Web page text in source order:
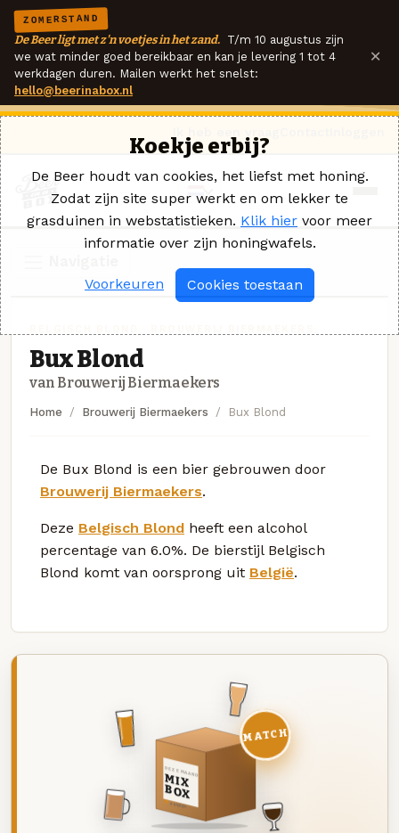
ZOMERSTAND
De Beer ligt met z'n voetjes in het zand. T/m 10 augustus zijn
we wat minder goed bereikbaar en kan je levering 1 tot 4
werkdagen duren. Mailen werkt het snelst:
hello@beerinabox.nl
×
Bux Blond
van Brouwerij Biermaekers
Home Brouwerij Biermaekers Bux Blond
De Bux Blond is een bier gebrouwen door
Brouwerij Biermaekers.
Deze Belgisch Blond heeft een alcohol
percentage van 6.0%. De bierstijl Belgisch
Blond komt van oorsprong uit België.
DEZE MAAND
MIX
BOX
8 BIEREN
MATCH
Koekje erbij?
De Beer houdt van cookies, het liefst met honing.
Zodat zijn site super werkt en om lekker te
grasduinen in webstatistieken. Klik hier voor meer
informatie over zijn honingwafels.
Voorkeuren Cookies toestaan